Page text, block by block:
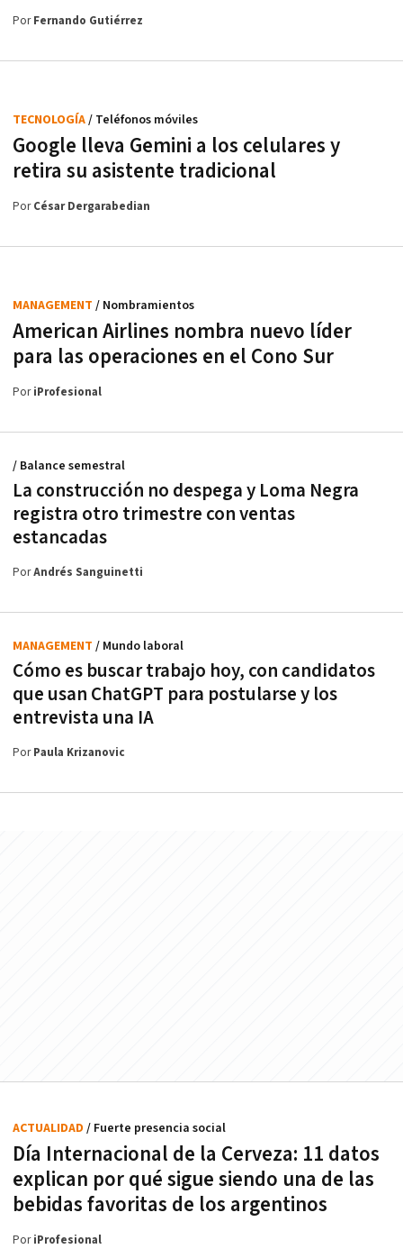
PorFernando Gutiérrez
Google lleva Gemini a los celulares y
retira su asistente tradicional
TECNOLOGÍA/ Teléfonos móviles
PorCésar Dergarabedian
American Airlines nombra nuevo líder
para las operaciones en el Cono Sur
MANAGEMENT / Nombramientos
PoriProfesional
La construcción no despega y Loma Negra
registra otro trimestre con ventas
estancadas
/ Balance semestral
PorAndrés Sanguinetti
Cómo es buscar trabajo hoy, con candidatos
que usan ChatGPT para postularse y los
entrevista una IA
MANAGEMENT / Mundo laboral
PorPaula Krizanovic
Día Internacional de la Cerveza: 11 datos
explican por qué sigue siendo una de las
bebidas favoritas de los argentinos
ACTUALIDAD / Fuerte presencia social
PoriProfesional